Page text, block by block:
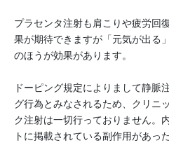
プラセンタ注射も肩こりや疲労回
果が期待できますが「元気が出る
のほうが効果があります。
ドーピング規定によりまして静脈
グ行為とみなされるため、クリニ
ク注射は一切行っておりません。
トに掲載されている副作用があっ